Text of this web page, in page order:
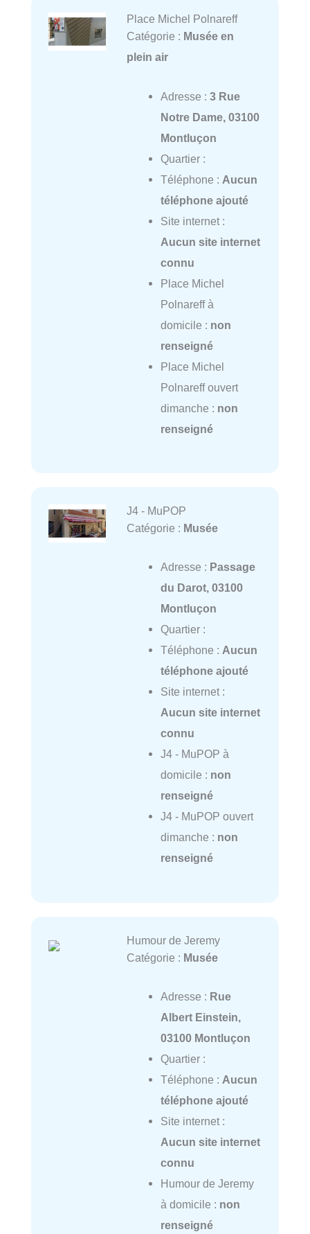
Place Michel Polnareff
Catégorie : Musée en
plein air
Adresse : 3 Rue
Notre Dame, 03100
Montluçon
Quartier :
Téléphone : Aucun
téléphone ajouté
Site internet :
Aucun site internet
connu
Place Michel
Polnareff à
domicile : non
renseigné
Place Michel
Polnareff ouvert
dimanche : non
renseigné
J4 - MuPOP
Catégorie : Musée
Adresse : Passage
du Darot, 03100
Montluçon
Quartier :
Téléphone : Aucun
téléphone ajouté
Site internet :
Aucun site internet
connu
J4 - MuPOP à
domicile : non
renseigné
J4 - MuPOP ouvert
dimanche : non
renseigné
Humour de Jeremy
Catégorie : Musée
Adresse : Rue
Albert Einstein,
03100 Montluçon
Quartier :
Téléphone : Aucun
téléphone ajouté
Site internet :
Aucun site internet
connu
Humour de Jeremy
à domicile : non
renseigné